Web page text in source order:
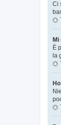
Ci
È
la